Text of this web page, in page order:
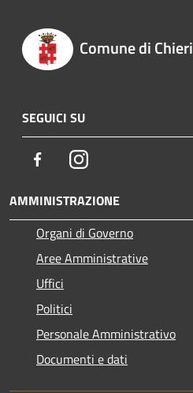
Comune di Chieri
SEGUICI SU
FacebookInstagram
AMMINISTRAZIONE
Organi di Governo
Aree Amministrative
Uffici
Politici
Personale Amministrativo
Documenti e dati